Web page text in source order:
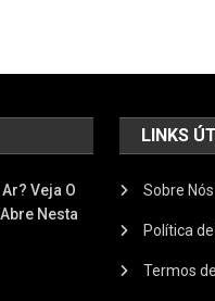
Veja O
Nesta
LINKS
Sobre Nós
Política
Termos